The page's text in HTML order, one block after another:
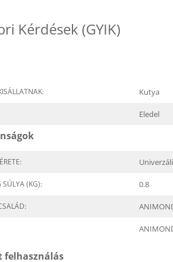
Kérdések (GYIK)
Kutya
Eledel
SÚLYA (KG): 0.8
felhasználás